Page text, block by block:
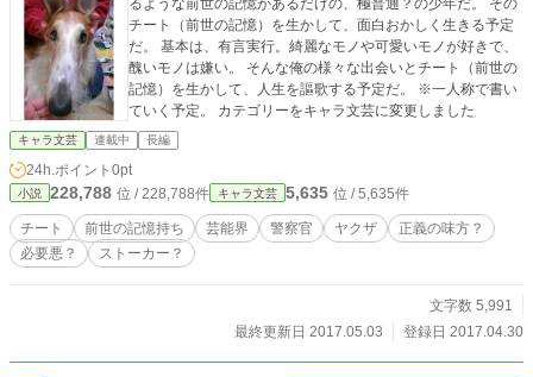
るような前世の記憶があるだけの、極普通？の少年だ。 その
チート（前世の記憶）を生かして、面白おかしく生きる予定
だ。 基本は、有言実行。綺麗なモノや可愛いモノが好きで、
醜いモノは嫌い。 そんな俺の様々な出会いとチート（前世の
記憶）を生かして、人生を謳歌する予定だ。 ※一人称で書い
ていく予定。 カテゴリーをキャラ文芸に変更しました
キャラ文芸 連載中 長編
24h.ポイント 0pt
小説 228,788 位 / 228,788件 キャラ文芸 5,635 位 / 5,635件
チート 前世の記憶持ち 芸能界 警察官 ヤクザ
正義の味方？
必要悪？
ストーカー？
文字数 5,991
最終更新日 2017.05.03
登録日 2017.04.30